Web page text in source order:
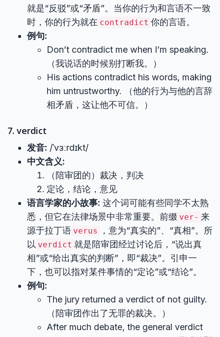
就是“反驳”或“矛盾”。当你的行为和言语不一致
时，你的行为就在 contradict 你的言语。
例句:
Don’t contradict me when I’m speaking.
（我说话的时候别打断我。）
His actions contradict his words, making
him untrustworthy. （他的行为与他的言辞
相矛盾，这让他不可信。）
7. verdict
发音: /ˈvɜːrdɪkt/
中文含义:
（陪审团的）裁决，判决
定论，结论，意见
语言学家的小故事: 这个词可能有些同学不太熟
悉，但它在法律场景中非常重要。前缀 ver- 来
源于拉丁语 verus
，意为“真实的”、“真相”。所
以 verdict 就是陪审团经过讨论后，“说出真
相”或“给出真实的判断”，即“裁决”。引申一
下，也可以指对某件事情的“定论”或“结论”。
例句:
The jury returned a verdict of not guilty.
（陪审团作出了无罪的裁决。）
After much debate, the general verdict